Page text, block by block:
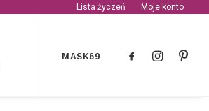
Lista życzeń Moje konto
MASK69